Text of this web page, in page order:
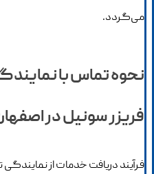
می‌گردد.
نحوه تماس با
فریزر سونیل در
فرآیند دریافت خدمات از